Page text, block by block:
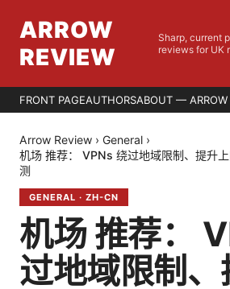
ARROW
REVIEW
Sharp, current
reviews for UK
FRONT PAGEAUTHORSABOUT — ARROW
Arrow Review › General ›
机场 推荐： VPNs 绕过地域限制、提升
测
GENERAL · ZH-CN
机场 推荐：
过地域限制